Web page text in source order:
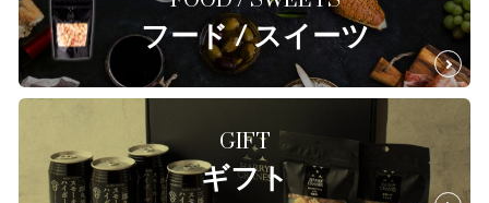
フード / スイーツ
GIFT
ギフト